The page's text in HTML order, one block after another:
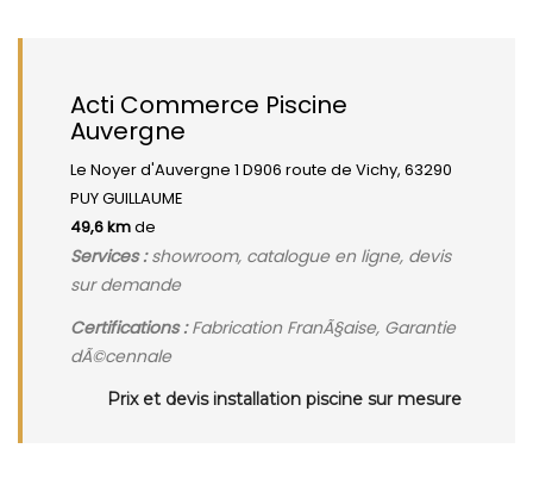
Acti Commerce Piscine
Auvergne
Le Noyer d'Auvergne 1 D906 route de Vichy, 63290
PUY GUILLAUME
49,6 kmde
Services :showroom, catalogue en ligne, devis
sur demande
Certifications :Fabrication FranÃ§aise, Garantie
dÃ©cennale
Prix et devis installation piscine sur mesure